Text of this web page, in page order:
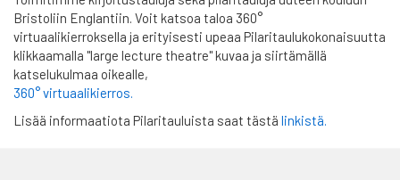
Bristoliin Englantiin. Voit katsoa taloa 360°
virtuaalikierroksella ja erityisesti upeaa Pilaritaulukokonaisuutta
klikkaamalla "large lecture theatre" kuvaa ja siirtämällä
katselukulmaa oikealle,
360° virtuaalikierros.
Lisää informaatiota Pilaritauluista saat tästä linkistä.